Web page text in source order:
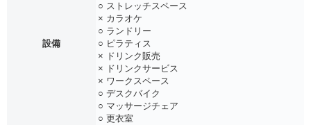
設備
○ ストレッチスペース
× カラオケ
○ ランドリー
○ ピラティス
× ドリンク販売
× ドリンクサービス
× ワークスペース
○ デスクバイク
○ マッサージチェア
○ 更衣室